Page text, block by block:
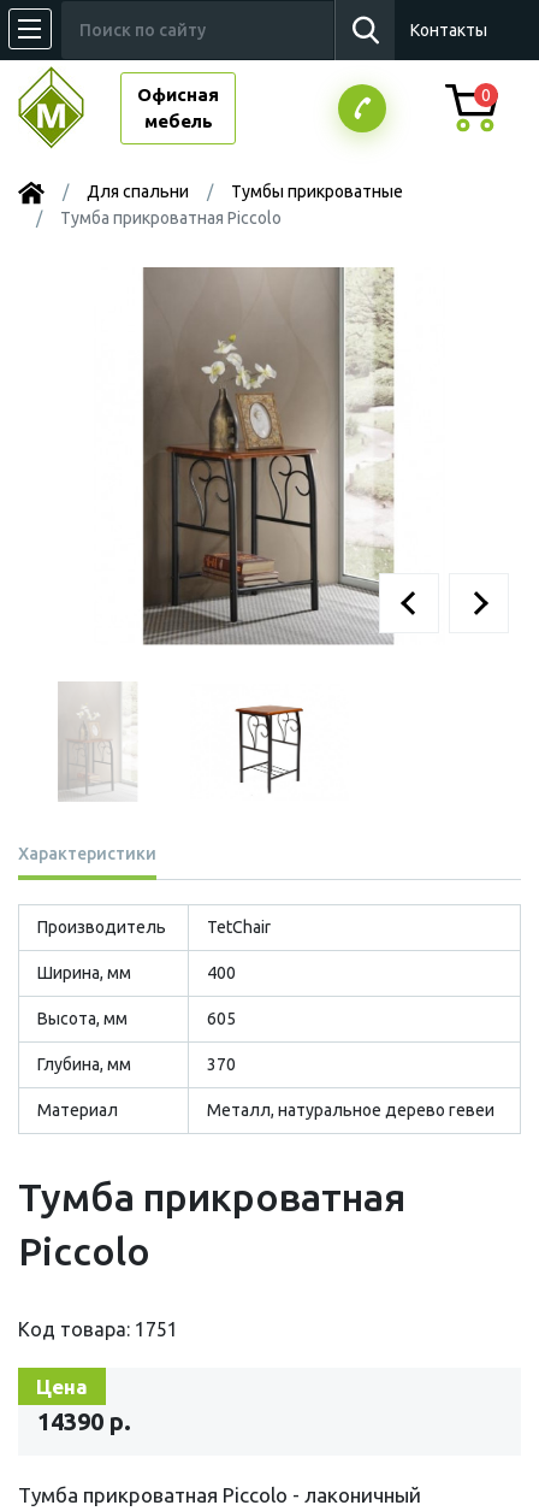
Контакты
Офисная
мебель
0
Для спальни
Тумбы прикроватные
Тумба прикроватная Piccolo
Характеристики
Производитель TetСhair
Ширина, мм 400
Высота, мм 605
Глубина, мм 370
Материал Металл, натуральное дерево гевеи
Тумба прикроватная
Piccolo
Код товара: 1751
Цена
14390 р.
Тумба прикроватная Piccolo - лаконичный